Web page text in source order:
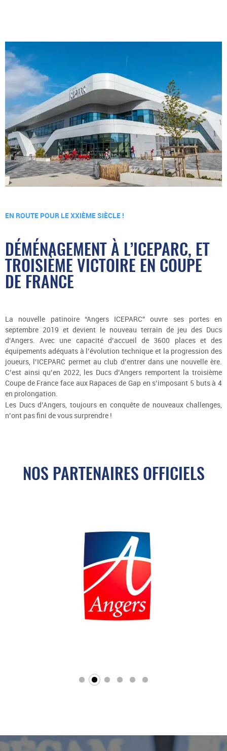
EN ROUTE POUR LE XXIÈME SIÈCLE !
DÉMÉNAGEMENT À L’ICEPARC, ET
TROISIÈME VICTOIRE EN COUPE
DE FRANCE
La nouvelle patinoire “Angers ICEPARC” ouvre ses portes en
septembre 2019 et devient le nouveau terrain de jeu des Ducs
d’Angers. Avec une capacité d’accueil de 3600 places et des
équipements adéquats à l’évolution technique et la progression des
joueurs, l’ICEPARC permet au club d’entrer dans une nouvelle ère.
C’est ainsi qu’en 2022, les Ducs d’Angers remportent la troisième
Coupe de France face aux Rapaces de Gap en s’imposant 5 buts à 4
en prolongation.
Les Ducs d’Angers, toujours en conquête de nouveaux challenges,
n’ont pas fini de vous surprendre !
NOS PARTENAIRES OFFICIELS